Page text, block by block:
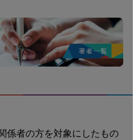
係者の方を対象にしたもの